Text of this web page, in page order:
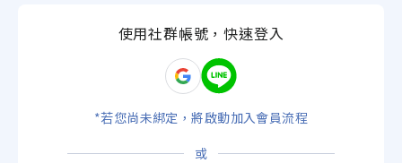
使用社群帳號，快速登入
*若您尚未綁定，將啟動加入會員流程
或